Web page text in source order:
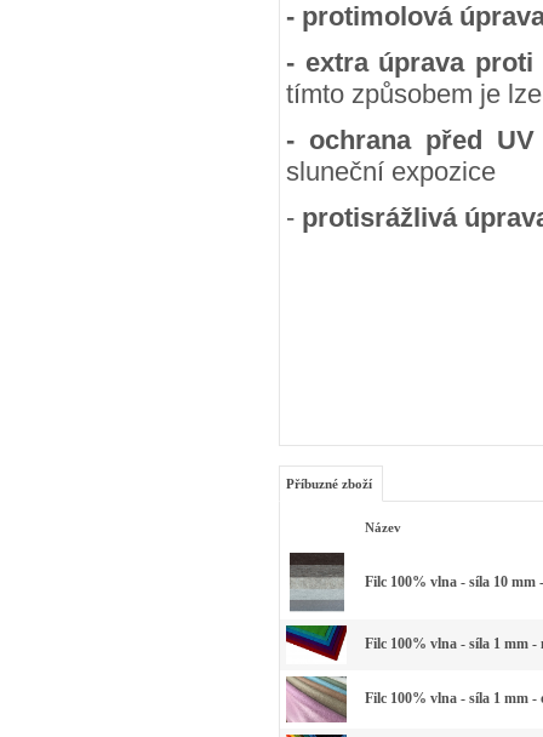
- protimolová
- extra úprava
tímto způsobem je
- ochrana před
sluneční expozice
- protisrážlivá
Příbuzné zboží
Název
Filc 100% vlna - síla 10 mm
Filc 100% vlna - síla 1 mm -
Filc 100% vlna - síla 1 mm